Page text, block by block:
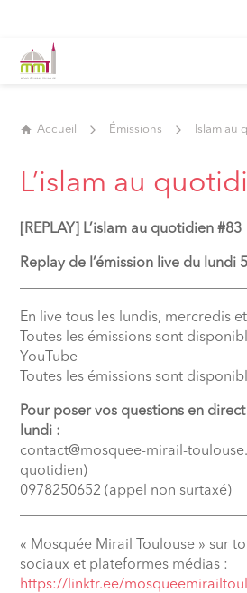
Accueil Émissions Islam au
L’islam au
[REPLAY] L’islam au quotidien #83
Replay de l’émission live du lundi
En live tous les lundis, mercredis
Toutes les émissions sont
YouTube
Toutes les émissions sont
Pour poser vos questions en
lundi :
contact@mosquee-mirail-
quotidien)
0978250652 (appel non surtaxé)
« Mosquée Mirail Toulouse » sur
sociaux et plateformes médias :
https://linktr.ee/